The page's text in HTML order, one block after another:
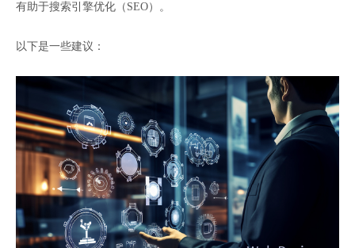
有助于搜索引擎优化（SEO）。
以下是一些建议：